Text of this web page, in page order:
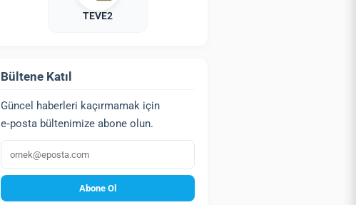
TEVE2
Bültene Katıl
Güncel haberleri kaçırmamak için
e‑posta bültenimize abone olun.
E‑posta
Abone Ol